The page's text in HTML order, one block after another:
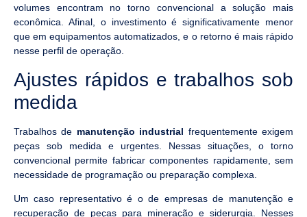
volumes encontram no torno convencional a solução mais
econômica. Afinal, o investimento é significativamente menor
que em equipamentos automatizados, e o retorno é mais rápido
nesse perfil de operação.
Ajustes rápidos e trabalhos sob
medida
Trabalhos de manutenção industrial frequentemente exigem
peças sob medida e urgentes. Nessas situações, o torno
convencional permite fabricar componentes rapidamente, sem
necessidade de programação ou preparação complexa.
Um caso representativo é o de empresas de manutenção e
recuperação de peças para mineração e siderurgia. Nesses